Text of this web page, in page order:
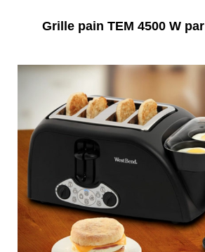
Grille pain TEM 4500 W par